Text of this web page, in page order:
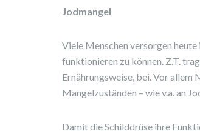
Jodmangel
Viele Menschen versorgen
funktionieren zu können. Z.T.
Ernährungsweise, bei. Vor allem
Mangelzuständen – wie v.a. an
Damit die Schilddrüse ihre